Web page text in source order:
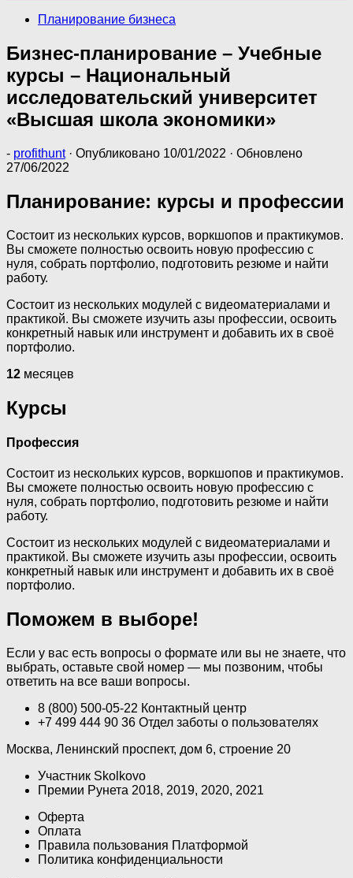
Планирование бизнеса
Бизнес-планирование – Учебные
курсы – Национальный
исследовательский университет
«Высшая школа экономики»
- profithunt · Опубликовано 10/01/2022 · Обновлено
27/06/2022
Планирование: курсы и профессии
Состоит из нескольких курсов, воркшопов и практикумов.
Вы сможете полностью освоить новую профессию с
нуля, собрать портфолио, подготовить резюме и найти
работу.
Состоит из нескольких модулей с видеоматериалами и
практикой. Вы сможете изучить азы профессии, освоить
конкретный навык или инструмент и добавить их в своё
портфолио.
12 месяцев
Курсы
Профессия
Состоит из нескольких курсов, воркшопов и практикумов.
Вы сможете полностью освоить новую профессию с
нуля, собрать портфолио, подготовить резюме и найти
работу.
Состоит из нескольких модулей с видеоматериалами и
практикой. Вы сможете изучить азы профессии, освоить
конкретный навык или инструмент и добавить их в своё
портфолио.
Поможем в выборе!
Если у вас есть вопросы о формате или вы не знаете, что
выбрать, оставьте свой номер — мы позвоним, чтобы
ответить на все ваши вопросы.
8 (800) 500-05-22 Контактный центр
+7 499 444 90 36 Отдел заботы о пользователях
Москва, Ленинский проспект, дом 6, строение 20
Участник Skolkovo
Премии Рунета 2018, 2019, 2020, 2021
Оферта
Оплата
Правила пользования Платформой
Политика конфиденциальности